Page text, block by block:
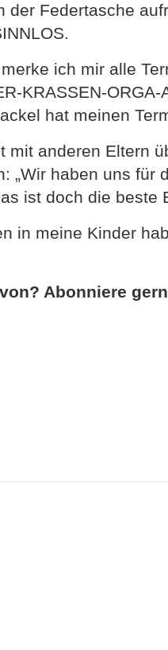
der Federtasche
ich mir alle
KRASSEN-ORGA-
hat meinen
mit anderen Eltern
„Wir haben uns für
ist doch die beste
in meine Kinder
Abonniere